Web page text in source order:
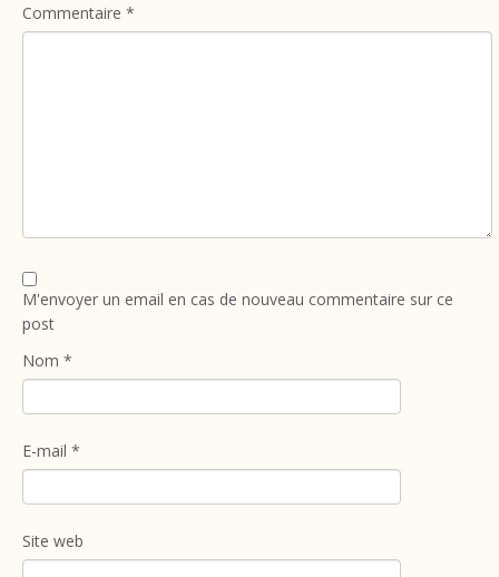
Commentaire *
M'envoyer un email en cas de nouveau commentaire sur ce
post
Nom *
E-mail *
Site web